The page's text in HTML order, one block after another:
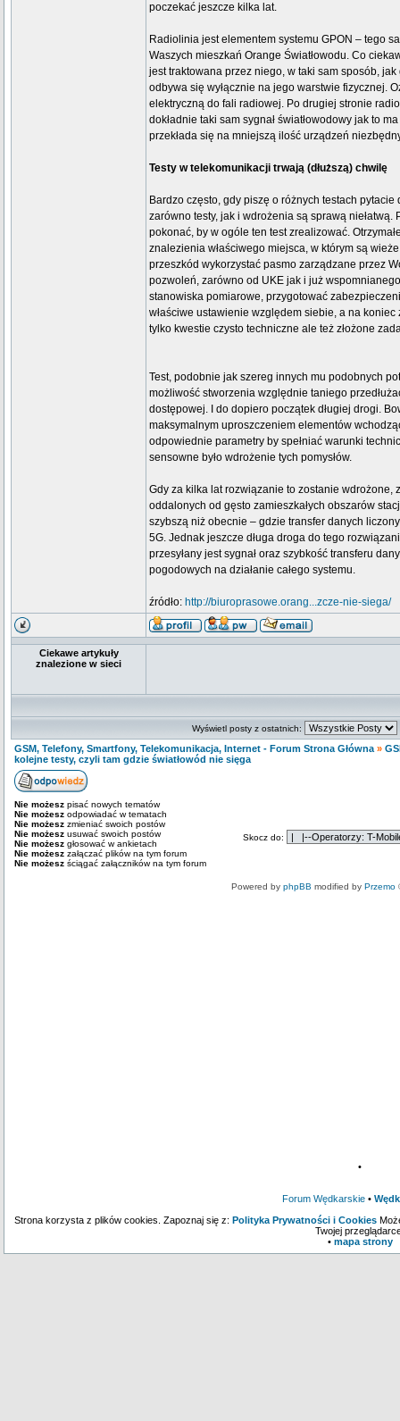
poczekać jeszcze kilka lat.
Radiolinia jest elementem systemu GPON – tego
Waszych mieszkań Orange Światłowodu. Co
jest traktowana przez niego, w taki sam sposób, jak
odbywa się wyłącznie na jego warstwie fizycznej.
elektryczną do fali radiowej. Po drugiej stronie
dokładnie taki sam sygnał światłowodowy jak to
przekłada się na mniejszą ilość urządzeń
Testy w telekomunikacji trwają (dłuższą) chwilę
Bardzo często, gdy piszę o różnych testach
zarówno testy, jak i wdrożenia są sprawą niełatwą.
pokonać, by w ogóle ten test zrealizować.
znalezienia właściwego miejsca, w którym są
przeszkód wykorzystać pasmo zarządzane przez
pozwoleń, zarówno od UKE jak i już
stanowiska pomiarowe, przygotować
właściwe ustawienie względem siebie, a na
tylko kwestie czysto techniczne ale też złożone
Test, podobnie jak szereg innych mu podobnych
możliwość stworzenia względnie taniego
dostępowej. I do dopiero początek długiej drogi.
maksymalnym uproszczeniem elementów
odpowiednie parametry by spełniać warunki
sensowne było wdrożenie tych pomysłów.
Gdy za kilka lat rozwiązanie to zostanie
oddalonych od gęsto zamieszkałych obszarów
szybszą niż obecnie – gdzie transfer danych
5G. Jednak jeszcze długa droga do tego
przesyłany jest sygnał oraz szybkość transferu
pogodowych na działanie całego systemu.
źródło: http://biuroprasowe.orang...zcze-nie-siega/
Ciekawe artykuły
znalezione w sieci
Wyświetl posty z ostatnich:
GSM, Telefony, Smartfony, Telekomunikacja, Internet - Forum Strona Główna »
kolejne testy, czyli tam gdzie światłowód nie sięga
Nie możesz pisać nowych tematów
Nie możesz odpowiadać w tematach
Nie możesz zmieniać swoich postów
Nie możesz usuwać swoich postów
Nie możesz głosować w ankietach
Nie możesz załączać plików na tym forum
Nie możesz ściągać załączników na tym forum
Skocz do:
Powered by phpBB modified by Przemo
•
Forum Wędkarskie•
Strona korzysta z plików cookies. Zapoznaj się z: Polityka Prywatności i Cookies
Twojej
• mapa strony